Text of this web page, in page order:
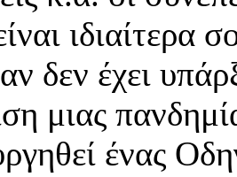
ιδιαίτερα
δεν έχει
μιας
ένας